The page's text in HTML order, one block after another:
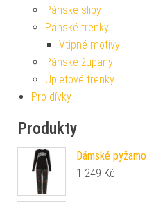
Pánské slipy
Pánské trenky
Vtipné motivy
Pánské župany
Úpletové trenky
Pro dívky
Produkty
Dámské
1 249 Kč